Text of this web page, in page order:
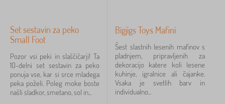
Set sestavin za peko
Small Foot
Pozor vsi peki in slaščičarji! Ta
10-delni set sestavin za peko
ponuja vse, kar si srce mladega
peka poželi. Poleg moke boste
našli sladkor, smetano, sol in...
Bigjigs Toys Mafini
Šest slastnih lesenih mafinov s
pladnjem, pripravljenih za
dekoracijo katere koli lesene
kuhinje, igralnice ali čajanke.
Vsaka je svetlih barv in
individualno...